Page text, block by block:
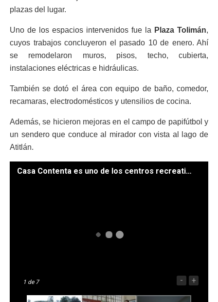
plazas del lugar.
Uno de los espacios intervenidos fue la Plaza Tolimán,
cuyos trabajos concluyeron el pasado 10 de enero. Ahí
se remodelaron muros, pisos, techo, cubierta,
instalaciones eléctricas e hidráulicas.
También se dotó el área con equipo de baño, comedor,
recamaras, electrodomésticos y utensilios de cocina.
Además, se hicieron mejoras en el campo de papifútbol y
un sendero que conduce al mirador con vista al lago de
Atitlán.
Casa Contenta es uno de los centros recreativos para trabajadores del Estado. /Fotos: Marvin García
1 de 7 - +